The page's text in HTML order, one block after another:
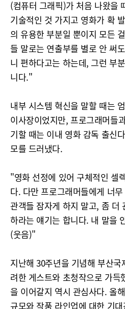
(컴퓨터 그래픽)가 처음 나왔을
기술적인 것 가지고 영화가 확
의 유용한 부분일 뿐이지 모든
들 말로는 연출부를 별로 안 써
니 편하다고는 하는데, 그런 부
니다."
내부 시스템 혁신을 말할 때는
이사장이었지만, 프로그래머들
기할 때는 이내 영화 감독 출신
모를 드러냈다.
"영화 선정에 있어 구체적인 셀
다. 다만 프로그래머들에게 너
관객들 잠자게 하지 말고, 좀 더
하라는 얘기는 합니다. 내 말을
(웃음)"
지난해 30주년을 기념해 부산
려한 게스트와 초청작으로 가득
을 이어갈지 역시 관심사다. 올
규모와 작품 라인업에 대한 기